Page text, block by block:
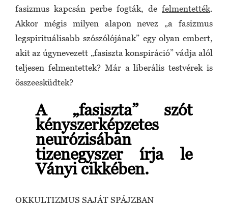
fasizmus kapcsán perbe fogták, de felmentették.
Akkor mégis milyen alapon nevez „a fasizmus
legspirituálisabb szószólójának” egy olyan embert,
akit az úgynevezett „fasiszta konspiráció” vádja alól
teljesen felmentettek? Már a liberális testvérek is
összeesküdtek?
A „fasiszta” szót
kényszerképzetes
neurózisában
tizenegyszer írja le
Ványi cikkében.
OKKULTIZMUS SAJÁT SPÁJZBAN